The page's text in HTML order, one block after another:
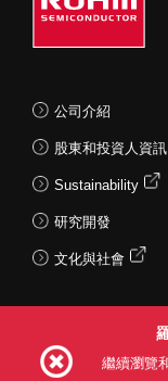
公司介紹
股東和投資人資訊
Sustainability
研究開發
文化與社會
繼續瀏覽